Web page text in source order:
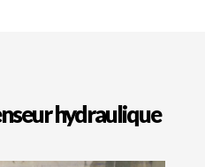
hydraulique